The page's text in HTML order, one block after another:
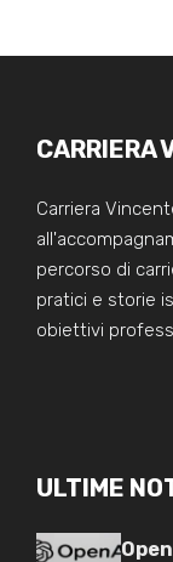
CARRIERA
Carriera
percorso di
pratici e storie
obiettivi
ULTIME